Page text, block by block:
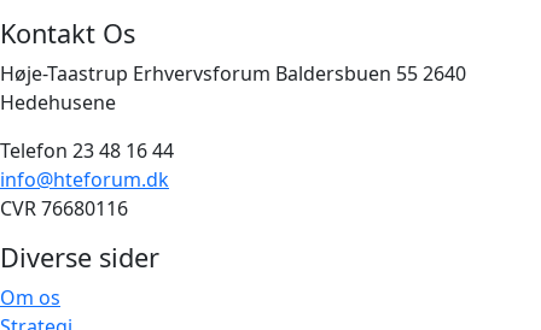
Kontakt Os
Høje-Taastrup Erhvervsforum Baldersbuen 55 2640
Hedehusene
Telefon 23 48 16 44
info@hteforum.dk
CVR 76680116
Diverse sider
Om os